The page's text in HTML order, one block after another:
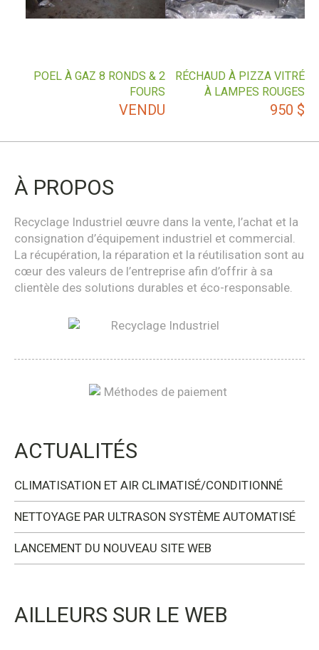
RÉCHAUD À PIZZA VITRÉ
À LAMPES ROUGES
950 $
POEL À GAZ 8 RONDS & 2
FOURS
VENDU
À PROPOS
Recyclage Industriel œuvre dans la vente, l’achat et la
consignation d’équipement industriel et commercial.
La récupération, la réparation et la réutilisation sont au
cœur des valeurs de l’entreprise afin d’offrir à sa
clientèle des solutions durables et éco-responsable.
ACTUALITÉS
CLIMATISATION ET AIR CLIMATISÉ/CONDITIONNÉ
NETTOYAGE PAR ULTRASON SYSTÈME AUTOMATISÉ
LANCEMENT DU NOUVEAU SITE WEB
AILLEURS SUR LE WEB